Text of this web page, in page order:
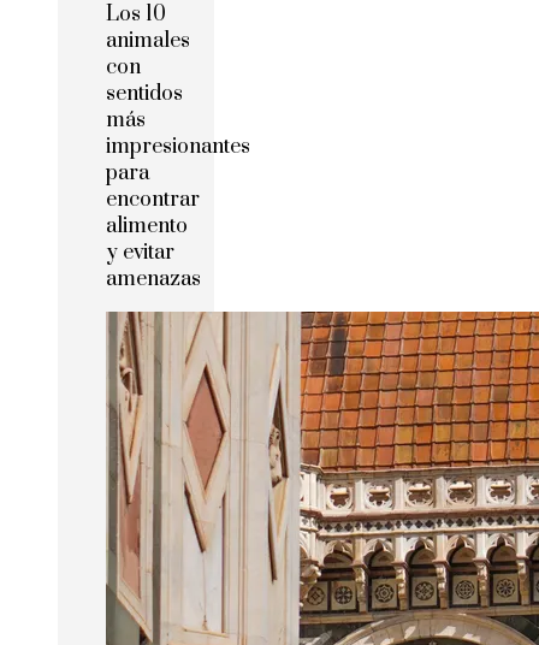
Los 10
animales
con
sentidos
más
impresionantes
para
encontrar
alimento
y evitar
amenazas